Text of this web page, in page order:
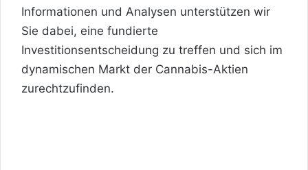
Informationen und Analysen unterstützen wir
Sie dabei, eine fundierte
Investitionsentscheidung zu treffen und sich im
dynamischen Markt der Cannabis-Aktien
zurechtzufinden.